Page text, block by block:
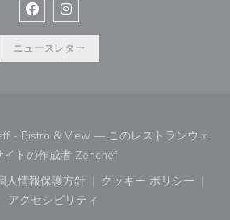
Facebook ((新しいウィンドウで
Instagram ((新しいウィンド
ニュースレター
- Bistro & View — このレストランウェ
イトの作成者 Zenchef((新しいウィンドウで
で開きます))
ウィンドウで開きます))
人情報保護方針
((新しいウィンドウで開きます))
クッキー ポリシー
((新しいウィ
アクセシビリティ
((新しいウィンドウで開きます))